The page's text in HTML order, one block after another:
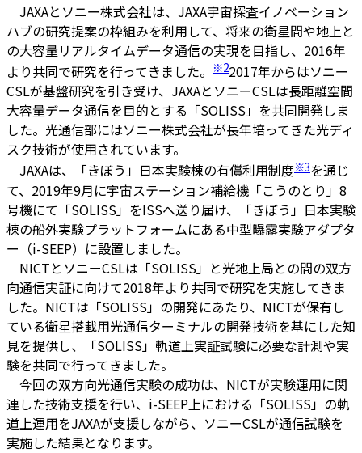
JAXAとソニー株式会社は、JAXA宇宙探査イノベーション
ハブの研究提案の枠組みを利用して、将来の衛星間や地上と
の大容量リアルタイムデータ通信の実現を目指し、2016年
より共同で研究を行ってきました。
※22017年からはソニー
CSLが基盤研究を引き受け、JAXAとソニーCSLは長距離空間
大容量データ通信を目的とする「SOLISS」を共同開発しま
した。光通信部にはソニー株式会社が長年培ってきた光ディ
スク技術が使用されています。
JAXAは、「きぼう」日本実験棟の有償利用制度※3を通じ
て、2019年9月に宇宙ステーション補給機「こうのとり」8
号機にて「SOLISS」をISSへ送り届け、「きぼう」日本実験
棟の船外実験プラットフォームにある中型曝露実験アダプタ
ー（i-SEEP）に設置しました。
NICTとソニーCSLは「SOLISS」と光地上局との間の双方
向通信実証に向けて2018年より共同で研究を実施してきま
した。NICTは「SOLISS」の開発にあたり、NICTが保有し
ている衛星搭載用光通信ターミナルの開発技術を基にした知
見を提供し、「SOLISS」軌道上実証試験に必要な計測や実
験を共同で行ってきました。
今回の双方向光通信実験の成功は、NICTが実験運用に関
連した技術支援を行い、i-SEEP上における「SOLISS」の軌
道上運用をJAXAが支援しながら、ソニーCSLが通信試験を
実施した結果となります。